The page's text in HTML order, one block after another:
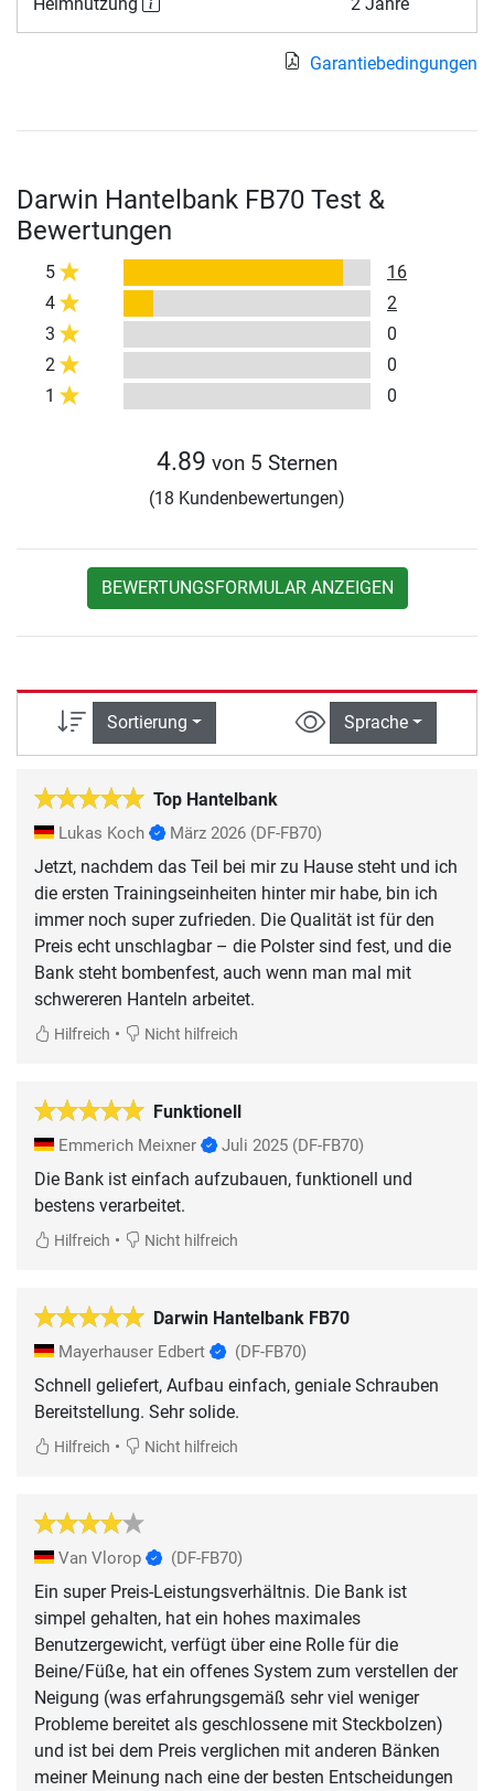
Heimnutzung 2 Jahre
Garantiebedingungen
Darwin Hantelbank FB70 Test &
Bewertungen
5
16
4
2
3
0
2
0
1
0
4.89 von 5 Sternen
(18 Kundenbewertungen)
BEWERTUNGSFORMULAR ANZEIGEN
Sortierung Sprache
Top Hantelbank
Lukas Koch März 2026 (DF-FB70)
Jetzt, nachdem das Teil bei mir zu Hause steht und ich
die ersten Trainingseinheiten hinter mir habe, bin ich
immer noch super zufrieden. Die Qualität ist für den
Preis echt unschlagbar – die Polster sind fest, und die
Bank steht bombenfest, auch wenn man mal mit
schwereren Hanteln arbeitet.
Hilfreich • Nicht hilfreich
Funktionell
Emmerich Meixner Juli 2025 (DF-FB70)
Die Bank ist einfach aufzubauen, funktionell und
bestens verarbeitet.
Hilfreich • Nicht hilfreich
Darwin Hantelbank FB70
Mayerhauser Edbert (DF-FB70)
Schnell geliefert, Aufbau einfach, geniale Schrauben
Bereitstellung. Sehr solide.
Hilfreich • Nicht hilfreich
Van Vlorop (DF-FB70)
Ein super Preis-Leistungsverhältnis. Die Bank ist
simpel gehalten, hat ein hohes maximales
Benutzergewicht, verfügt über eine Rolle für die
Beine/Füße, hat ein offenes System zum verstellen der
Neigung (was erfahrungsgemäß sehr viel weniger
Probleme bereitet als geschlossene mit Steckbolzen)
und ist bei dem Preis verglichen mit anderen Bänken
meiner Meinung nach eine der besten Entscheidungen